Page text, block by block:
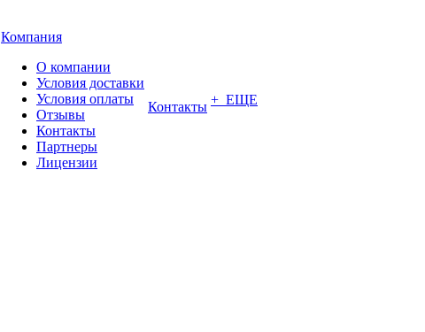
Компания
О компании
Условия доставки
Условия оплаты
Отзывы
Контакты
Партнеры
Лицензии
Контакты + ЕЩЕ